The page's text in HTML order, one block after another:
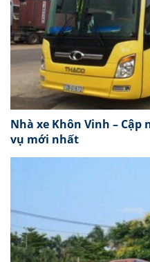
Nhà xe Khôn Vinh –
vụ mới nhất